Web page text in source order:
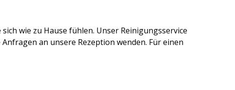
wie zu Hause fühlen. Unser Reinigungsservice
an unsere Rezeption wenden. Für einen